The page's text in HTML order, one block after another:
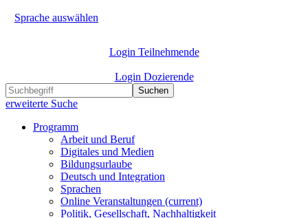
Sprache auswählen
Login Teilnehmende
Login Dozierende
Suchen
erweiterte Suche
Programm
Arbeit und Beruf
Digitales und Medien
Bildungsurlaube
Deutsch und Integration
Sprachen
Online Veranstaltungen (current)
Politik, Gesellschaft, Nachhaltigkeit